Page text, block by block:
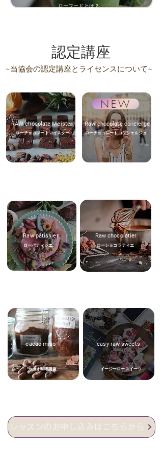
ローフードとは？
認定講座
~当協会の認定講座とライセンスについて~
ローチョコレートマイスター
RAW chocolate Meister
ローパティシエ
Raw pâtissier
カカオ味噌講座
cacao miso
NEW
ローチョコレートコンシェルジュ
Raw chocolate concierge
ローショコラティエ
Raw chocolatier
イージーロースイーツ
easy raw sweets